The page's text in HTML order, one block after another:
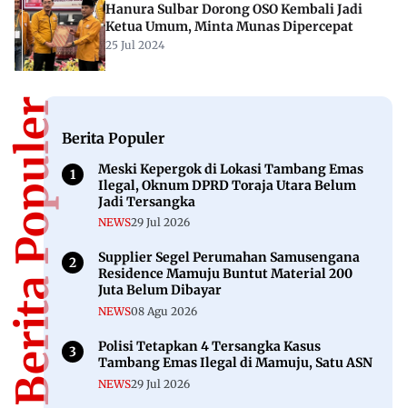
Hanura Sulbar Dorong OSO Kembali Jadi
Ketua Umum, Minta Munas Dipercepat
25 Jul 2024
Berita PopulerBerita Populer
Meski Kepergok di Lokasi Tambang Emas
Ilegal, Oknum DPRD Toraja Utara Belum
Jadi Tersangka
NEWS29 Jul 2026
Supplier Segel Perumahan Samusengana
Residence Mamuju Buntut Material 200
Juta Belum Dibayar
NEWS08 Agu 2026
Polisi Tetapkan 4 Tersangka Kasus
Tambang Emas Ilegal di Mamuju, Satu ASN
NEWS29 Jul 2026